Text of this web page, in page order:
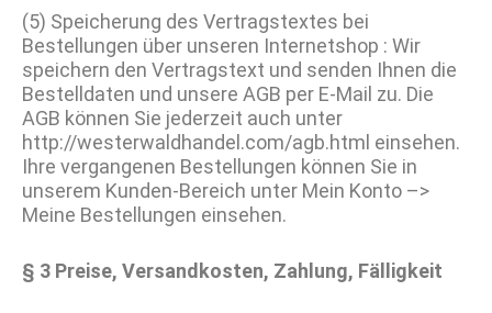
(5) Speicherung des Vertragstextes bei
Bestellungen über unseren Internetshop : Wir
speichern den Vertragstext und senden Ihnen die
Bestelldaten und unsere AGB per E-Mail zu. Die
AGB können Sie jederzeit auch unter
http://westerwaldhandel.com/agb.html einsehen.
Ihre vergangenen Bestellungen können Sie in
unserem Kunden-Bereich unter Mein Konto –>
Meine Bestellungen einsehen.
§ 3 Preise, Versandkosten, Zahlung, Fälligkeit